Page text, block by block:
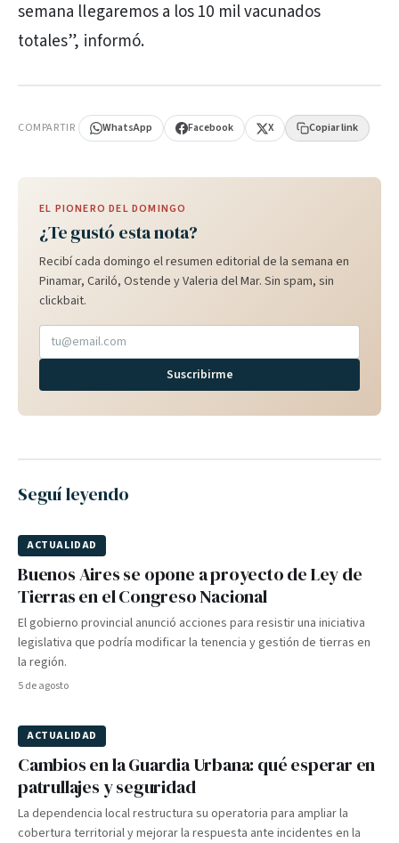
semana llegaremos a los 10 mil vacunados
totales”, informó.
COMPARTIR WhatsApp Facebook X Copiar link
EL PIONERO DEL DOMINGO
¿Te gustó esta nota?
Recibí cada domingo el resumen editorial de la semana en
Pinamar, Cariló, Ostende y Valeria del Mar. Sin spam, sin
clickbait.
Suscribirme
Seguí leyendo
ACTUALIDAD
Buenos Aires se opone a proyecto de Ley de
Tierras en el Congreso Nacional
El gobierno provincial anunció acciones para resistir una iniciativa
legislativa que podría modificar la tenencia y gestión de tierras en
la región.
5 de agosto
ACTUALIDAD
Cambios en la Guardia Urbana: qué esperar en
patrullajes y seguridad
La dependencia local restructura su operatoria para ampliar la
cobertura territorial y mejorar la respuesta ante incidentes en la